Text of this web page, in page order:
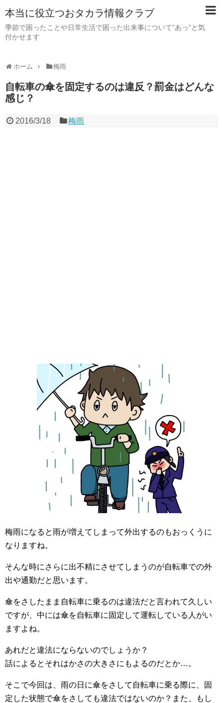
本当に役立つおタカラ情報クラブ
季節で困ったことや日常生活で困った出来事について”あっ”と気
付かせます
ホーム 梅雨
自転車の傘を固定するのは違反？罰金はどんな
感じ？
2016/3/18 梅雨
梅雨になると雨が増えてしまって外出するのもおっくうに
なりますね。
そんな時にさらに出不精にさせてしまうのが自転車での外
出や通勤だと思います。
傘をさしたまま自転車に乗るのは違法だと言われて久しい
ですが、中には傘を自転車に固定して運転している人がい
ますよね。
あれだと違法にならないのでしょうか？
話によるとそれはかさの大きさにもよるのだとか…。
そこで今回は、雨の日に傘をさして自転車に乗る際に、固
定した状態で傘をさしても違法ではないのか？また、もし